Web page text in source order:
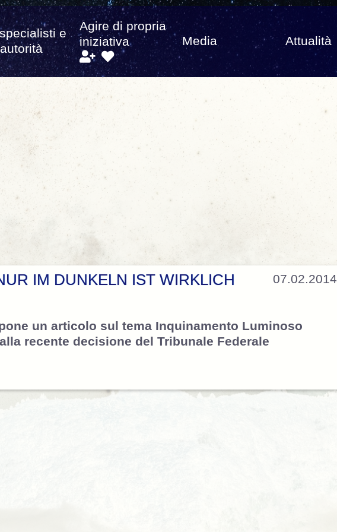
e
Agire di propria
iniziativa
Media Attualità
07.02.2014
IM DUNKELN IST WIRKLICH
un articolo sul tema Inquinamento Luminoso
recente decisione del Tribunale Federale